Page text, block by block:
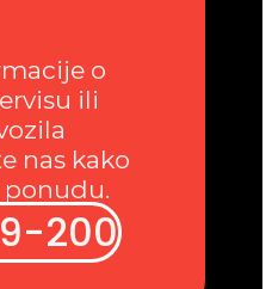
o
ili
nas kako
200